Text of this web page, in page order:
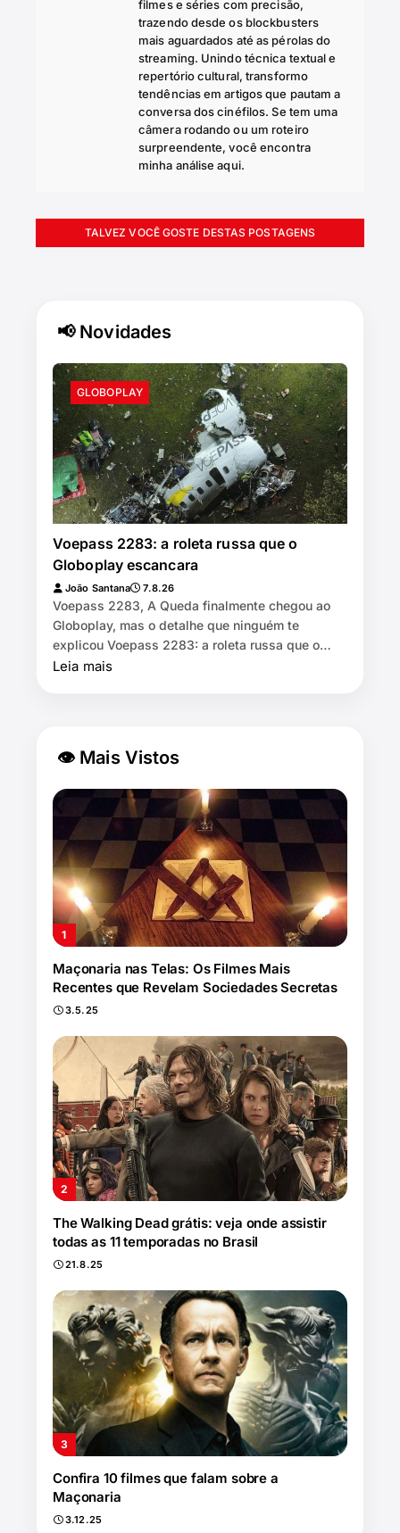
filmes e séries com precisão,
trazendo desde os blockbusters
mais aguardados até as pérolas do
streaming. Unindo técnica textual e
repertório cultural, transformo
tendências em artigos que pautam a
conversa dos cinéfilos. Se tem uma
câmera rodando ou um roteiro
surpreendente, você encontra
minha análise aqui.
TALVEZ VOCÊ GOSTE DESTAS POSTAGENS
📢 Novidades
GLOBOPLAY
Voepass 2283: a roleta russa que o
Globoplay escancara
João Santana 7.8.26
Voepass 2283, A Queda finalmente chegou ao
Globoplay, mas o detalhe que ninguém te
explicou Voepass 2283: a roleta russa que o
Leia mais
👁 Mais Vistos
Maçonaria nas Telas: Os Filmes Mais
Recentes que Revelam Sociedades Secretas
3.5.25
The Walking Dead grátis: veja onde assistir
todas as 11 temporadas no Brasil
21.8.25
Confira 10 filmes que falam sobre a
Maçonaria
3.12.25